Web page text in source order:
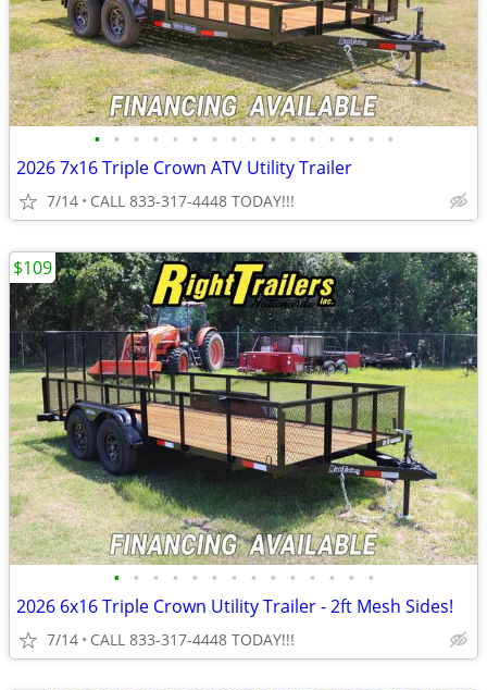
• • • • • • • • • • • • • • • •
2026 7x16 Triple Crown ATV Utility Trailer
7/14 CALL 833-317-4448 TODAY!!!
• • • • • • • • • • • • • •
2026 6x16 Triple Crown Utility Trailer - 2ft Mesh Sides!
7/14 CALL 833-317-4448 TODAY!!!
$109